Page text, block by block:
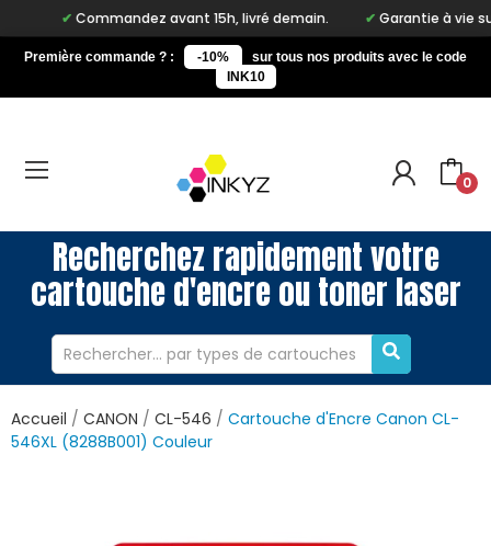
Commandez avant 15h, livré demain. Garantie à vie sur notre
Première commande ? : -10%
sur tous nos produits avec le code
INK10
0
Recherchez rapidement votre
cartouche d'encre ou toner laser
Accueil CANON CL-546
Cartouche d'Encre Canon CL-
546XL (8288B001) Couleur